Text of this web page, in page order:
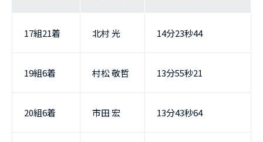
17組21着 北村 光 14分23秒44
19組6着 村松 敬哲 13分55秒21
20組6着 市田 宏 13分43秒64